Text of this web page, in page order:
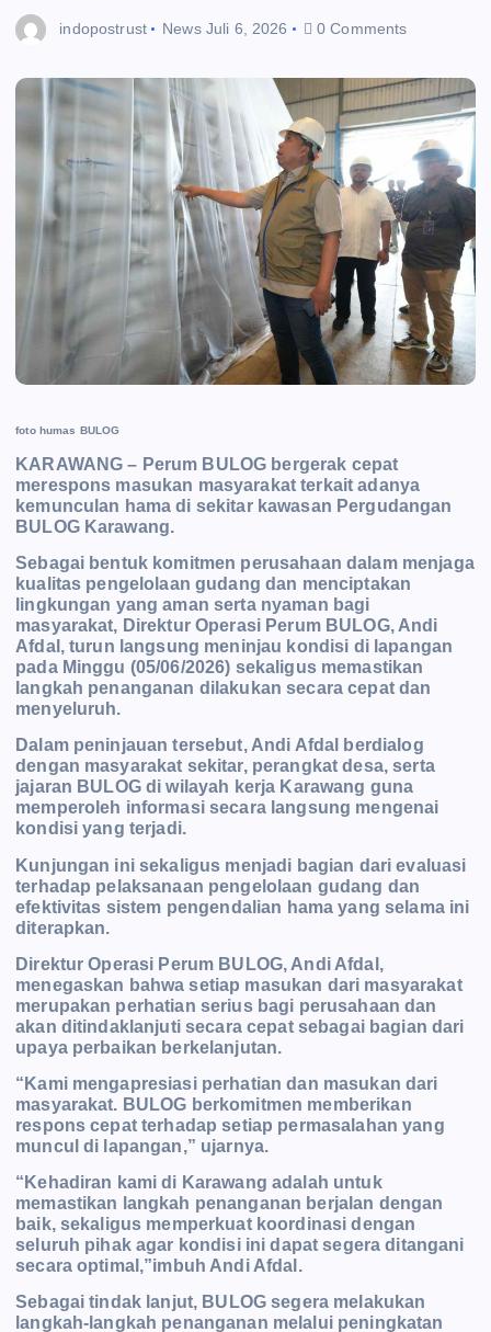
indopostrust News Juli 6, 2026 0 Comments
foto humas BULOG
KARAWANG – Perum BULOG bergerak cepat
merespons masukan masyarakat terkait adanya
kemunculan hama di sekitar kawasan Pergudangan
BULOG Karawang.
Sebagai bentuk komitmen perusahaan dalam menjaga
kualitas pengelolaan gudang dan menciptakan
lingkungan yang aman serta nyaman bagi
masyarakat, Direktur Operasi Perum BULOG, Andi
Afdal, turun langsung meninjau kondisi di lapangan
pada Minggu (05/06/2026) sekaligus memastikan
langkah penanganan dilakukan secara cepat dan
menyeluruh.
Dalam peninjauan tersebut, Andi Afdal berdialog
dengan masyarakat sekitar, perangkat desa, serta
jajaran BULOG di wilayah kerja Karawang guna
memperoleh informasi secara langsung mengenai
kondisi yang terjadi.
Kunjungan ini sekaligus menjadi bagian dari evaluasi
terhadap pelaksanaan pengelolaan gudang dan
efektivitas sistem pengendalian hama yang selama ini
diterapkan.
Direktur Operasi Perum BULOG, Andi Afdal,
menegaskan bahwa setiap masukan dari masyarakat
merupakan perhatian serius bagi perusahaan dan
akan ditindaklanjuti secara cepat sebagai bagian dari
upaya perbaikan berkelanjutan.
“Kami mengapresiasi perhatian dan masukan dari
masyarakat. BULOG berkomitmen memberikan
respons cepat terhadap setiap permasalahan yang
muncul di lapangan,” ujarnya.
“Kehadiran kami di Karawang adalah untuk
memastikan langkah penanganan berjalan dengan
baik, sekaligus memperkuat koordinasi dengan
seluruh pihak agar kondisi ini dapat segera ditangani
secara optimal,”imbuh Andi Afdal.
Sebagai tindak lanjut, BULOG segera melakukan
langkah-langkah penanganan melalui peningkatan